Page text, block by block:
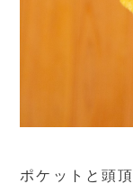
ポケットと頭